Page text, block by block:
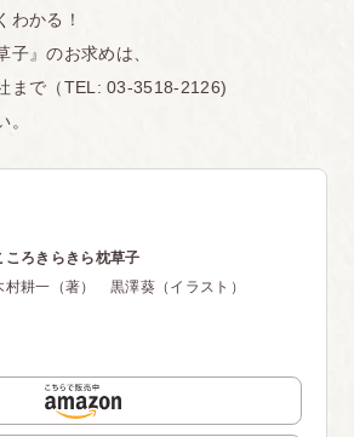
わかる！
子』のお求めは、
まで（TEL: 03-3518-2126)
ころきらきら枕草子
村耕一（著） 黒澤葵（イラスト）